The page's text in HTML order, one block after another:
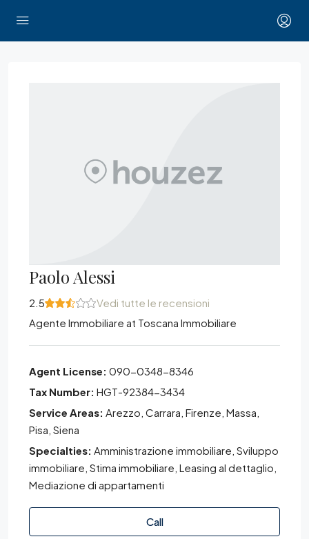
Paolo Alessi
2.5
Vedi tutte le recensioni
Agente Immobiliare at Toscana Immobiliare
Agent License: 090-0348-8346
Tax Number: HGT-92384-3434
Service Areas: Arezzo, Carrara, Firenze, Massa,
Pisa, Siena
Specialties: Amministrazione immobiliare, Sviluppo
immobiliare, Stima immobiliare, Leasing al dettaglio,
Mediazione di appartamenti
Call